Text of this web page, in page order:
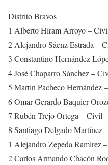
Distrito Bravos
1 Alberto Hiram Arroyo –
2 Alejandro Sáenz Estrada –
3 Constantino Hernández
4 José Chaparro Sánchez –
5 Martin Pacheco Hernández
6 Omar Gerardo Baquier
7 Rubén Trejo Ortega – Civil
8 Santiago Delgado Martínez
1 Alejandro Zepeda Ramírez
2 Carlos Armando Chacón